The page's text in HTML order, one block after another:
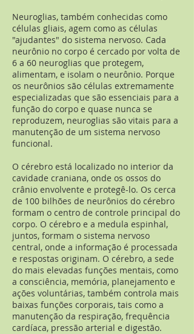
Neuroglias, também conhecidas como
células gliais, agem como as células
"ajudantes" do sistema nervoso. Cada
neurônio no corpo é cercado por volta de
6 a 60 neuroglias que protegem,
alimentam, e isolam o neurônio. Porque
os neurônios são células extremamente
especializadas que são essenciais para a
função do corpo e quase nunca se
reproduzem, neuroglias são vitais para a
manutenção de um sistema nervoso
funcional.
O cérebro está localizado no interior da
cavidade craniana, onde os ossos do
crânio envolvente e protegê-lo. Os cerca
de 100 bilhões de neurônios do cérebro
formam o centro de controle principal do
corpo. O cérebro e a medula espinhal,
juntos, formam o sistema nervoso
central, onde a informação é processada
e respostas originam. O cérebro, a sede
do mais elevadas funções mentais, como
a consciência, memória, planejamento e
ações voluntárias, também controla mais
baixas funções corporais, tais como a
manutenção da respiração, frequência
cardíaca, pressão arterial e digestão.